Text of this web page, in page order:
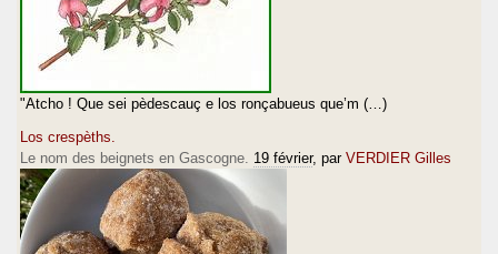
"Atcho ! Que sei pèdescauç e los ronçabueus que’m (…)
Los crespèths.
Le nom des beignets en Gascogne. 19 février, par VERDIER Gilles